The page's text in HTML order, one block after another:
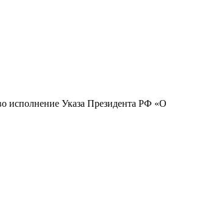
исполнение Указа Президента РФ «О